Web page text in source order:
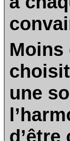
Moins
une